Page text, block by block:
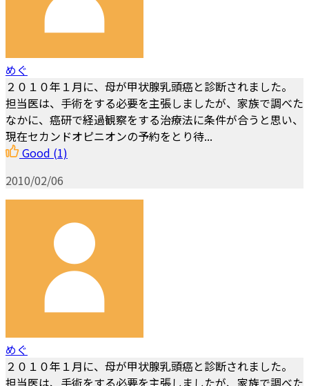
めぐ
２０１０年１月に、母が甲状腺乳頭癌と診断されました。
担当医は、手術をする必要を主張しましたが、家族で調べた
なかに、癌研で経過観察をする治療法に条件が合うと思い、
現在セカンドオピニオンの予約をとり待...
Good (1)
2010/02/06
めぐ
２０１０年１月に、母が甲状腺乳頭癌と診断されました。